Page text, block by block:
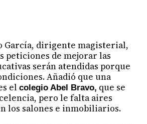
García, dirigente magisterial,
peticiones de mejorar las
serán atendidas porque
Añadió que una
elcolegio Abel Bravo, que se
pero le falta aires
los salones e inmobiliarios.